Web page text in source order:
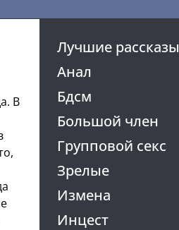
Лучшие рассказы
Анал
Бдсм
Большой член
Групповой секс
Зрелые
Измена
Инцест
В